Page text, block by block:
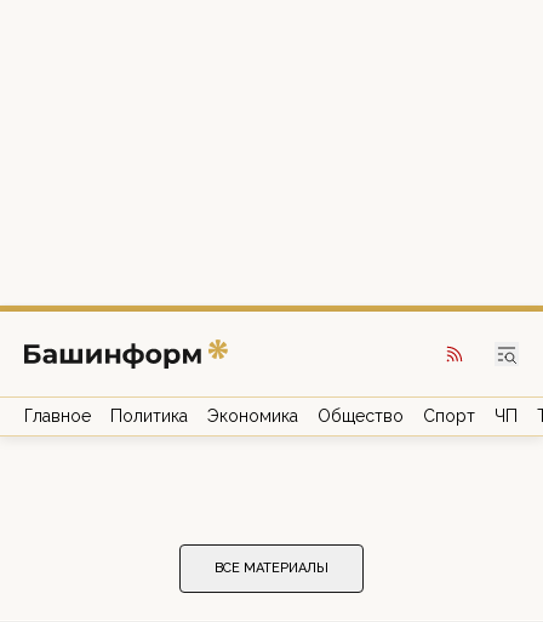
Главное Политика Экономика Общество Спорт ЧП
ВСЕ МАТЕРИАЛЫ